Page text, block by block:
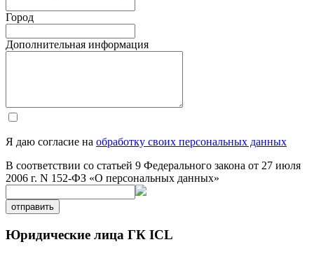
Город
Дополнительная информация
Я даю согласие на обработку своих персональных данных
В соответствии со статьей 9 Федерального закона от 27 июля
2006 г. N 152-ФЗ «О персональных данных»
отправить
Юридические лица ГК ICL